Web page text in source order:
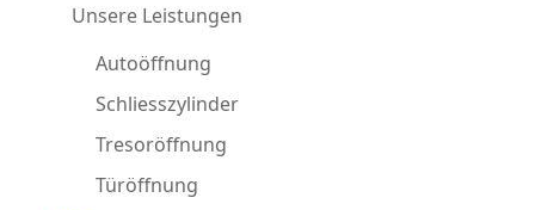
Unsere Leistungen
Autoöffnung
Schliesszylinder
Tresoröffnung
Türöffnung